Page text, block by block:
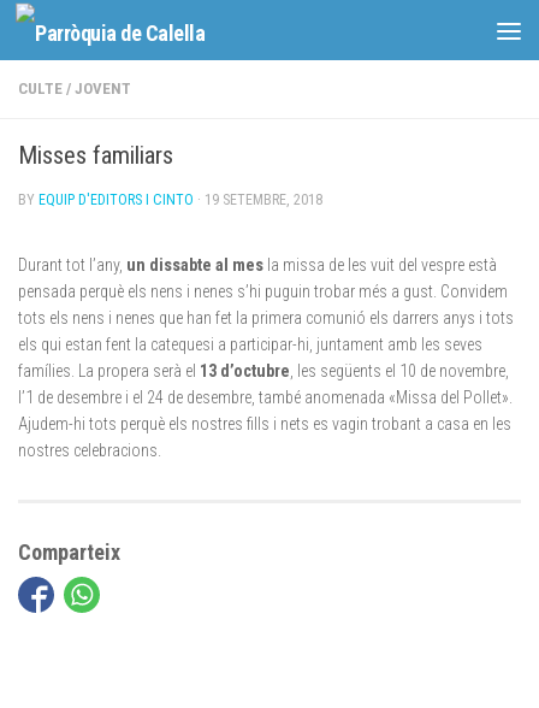
Skip to content
CULTE / JOVENT
Misses familiars
BY EQUIP D'EDITORS I CINTO · 19 SETEMBRE, 2018
Durant tot l’any, un dissabte al mes la missa de les vuit del vespre està
pensada perquè els nens i nenes s’hi puguin trobar més a gust. Convidem
tots els nens i nenes que han fet la primera comunió els darrers anys i tots
els qui estan fent la catequesi a participar-hi, juntament amb les seves
famílies. La propera serà el 13 d’octubre, les següents el 10 de novembre,
l’1 de desembre i el 24 de desembre, també anomenada «Missa del Pollet».
Ajudem-hi tots perquè els nostres fills i nets es vagin trobant a casa en les
nostres celebracions.
Comparteix